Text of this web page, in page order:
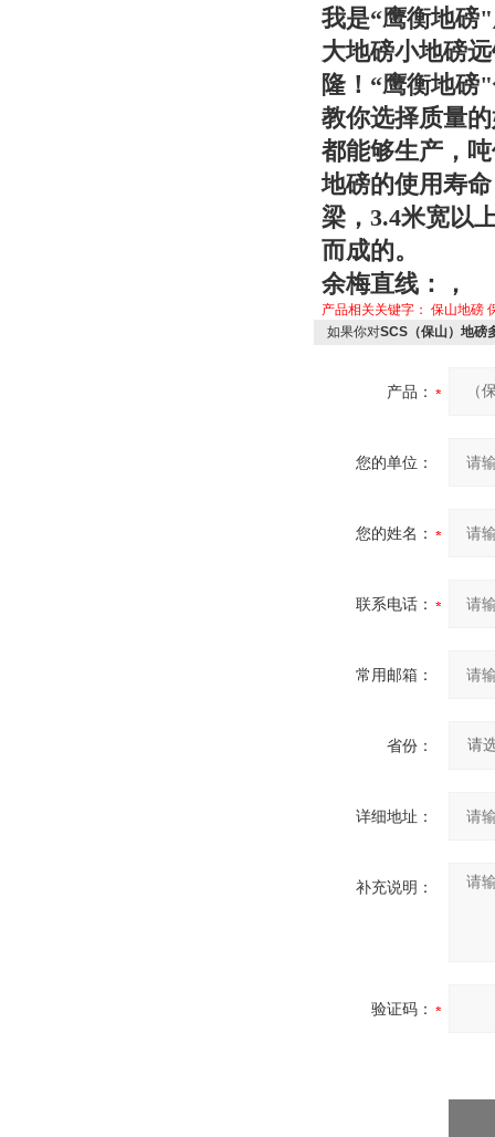
我是“鹰衡地磅"
大地磅小地磅
隆！“鹰衡地磅
教你选择质量
都能够生产，
地磅的使用寿
梁，3.4米宽以
而成的。
余梅直线：，
产品相关关键字： 保山地磅
如果你对SCS（保山）地磅
产品：
您的单位：
您的姓名：
联系电话：
常用邮箱：
省份：
详细地址：
补充说明：
验证码：